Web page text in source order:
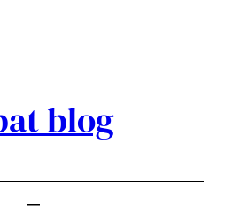
blog